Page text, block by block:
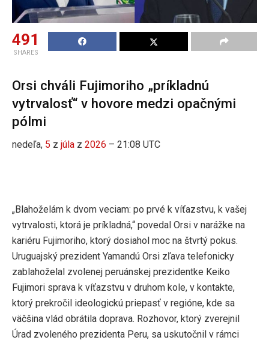
491
SHARES
Orsi chváli Fujimoriho „príkladnú
vytrvalosť“ v hovore medzi opačnými
pólmi
nedeľa, 5 z júla z 2026 – 21:08 UTC
„Blahoželám k dvom veciam: po prvé k víťazstvu, k vašej
vytrvalosti, ktorá je príkladná,“ povedal Orsi v narážke na
kariéru Fujimoriho, ktorý dosiahol moc na štvrtý pokus.
Uruguajský prezident Yamandú Orsi zľava telefonicky
zablahoželal zvolenej peruánskej prezidentke Keiko
Fujimori sprava k víťazstvu v druhom kole, v kontakte,
ktorý prekročil ideologickú priepasť v regióne, kde sa
väčšina vlád obrátila doprava. Rozhovor, ktorý zverejnil
Úrad zvoleného prezidenta Peru, sa uskutočnil v rámci